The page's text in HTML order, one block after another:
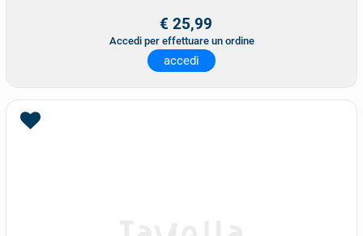
€ 25,99
Accedi per effettuare un ordine
accedi